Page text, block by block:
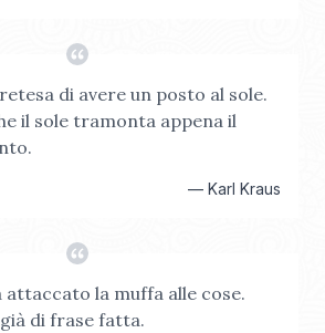
di avere un posto al sole.
il sole tramonta appena il
— Karl Kraus
attaccato la muffa alle cose.
di frase fatta.